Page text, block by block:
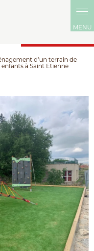
d’un terrain de
à Saint Etienne